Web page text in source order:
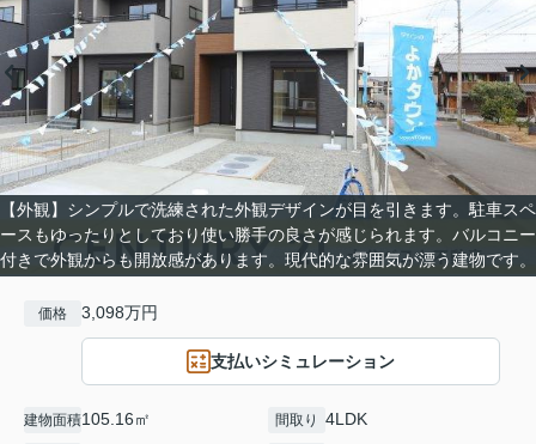
【外観】シンプルで洗練された外観デザインが目を引きます。駐車スペ
ースもゆったりとしており使い勝手の良さが感じられます。バルコニー
付きで外観からも開放感があります。現代的な雰囲気が漂う建物です。
価格 3,098万円
支払いシミュレーション
建物面積105.16㎡ 間取り 4LDK